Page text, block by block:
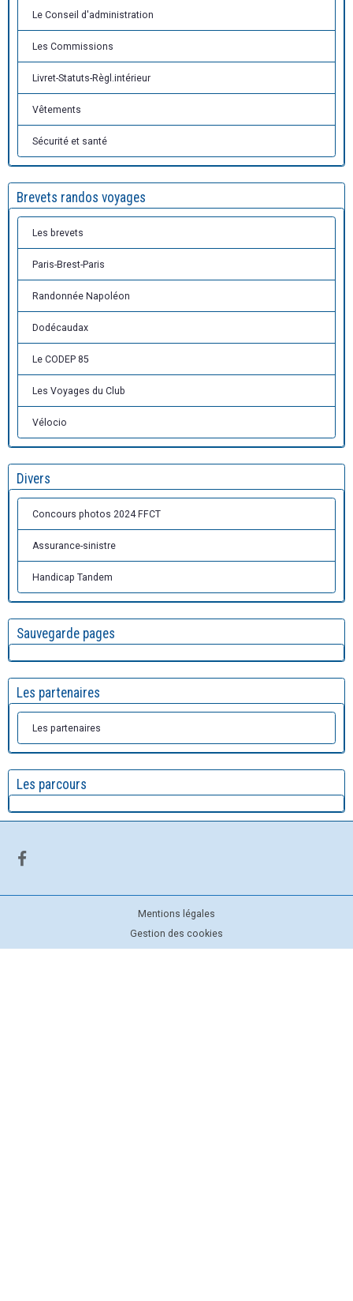
Le Conseil d'administration
Les Commissions
Livret-Statuts-Règl.intérieur
Vêtements
Sécurité et santé
Brevets randos voyages
Les brevets
Paris-Brest-Paris
Randonnée Napoléon
Dodécaudax
Le CODEP 85
Les Voyages du Club
Vélocio
Divers
Concours photos 2024 FFCT
Assurance-sinistre
Handicap Tandem
Sauvegarde pages
Les partenaires
Les partenaires
Les parcours
Mentions légales
Gestion des cookies